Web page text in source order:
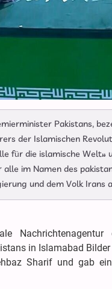
Pakistans,
der Islamischen
für die islamische Welt»
alle im Namen des
und dem Volk Irans
in Islamabad
Sharif und gab